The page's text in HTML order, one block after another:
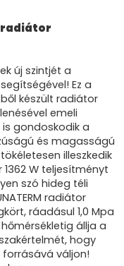
új szintjét a
segítségével! Ez a
készült radiátor
emeli
gondoskodik a
és magasságú
illeszkedik
W teljesítményt
szó hideg téli
radiátor
ráadásul 1,0 Mpa
állja a
hogy
váljon!